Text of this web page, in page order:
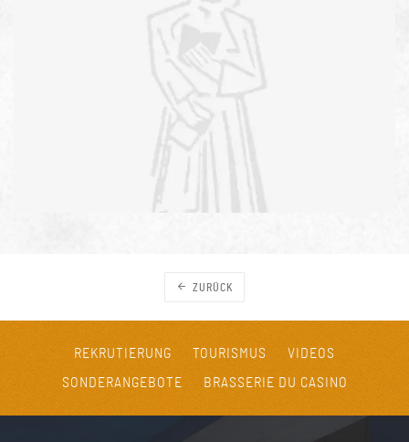
ZURÜCK
REKRUTIERUNG TOURISMUS
VIDEOS
SONDERANGEBOTE
BRASSERIE DU CASINO